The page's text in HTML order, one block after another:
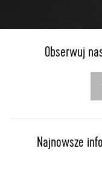
Obserwuj
Najnowsze